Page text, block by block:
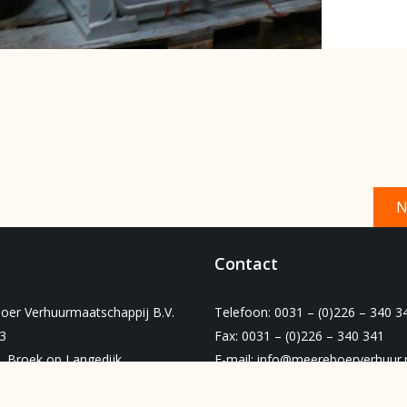
Verhuurmaatschappij B.V.
Broek op Langedijk
Contact
Telefoon: 0031 – (0)226 – 340
Fax: 0031 – (0)226 – 340 341
E-mail: